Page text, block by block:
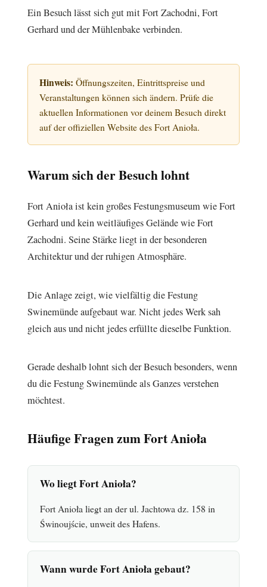
Ein Besuch lässt sich gut mit Fort Zachodni, Fort
Gerhard und der Mühlenbake verbinden.
Hinweis: Öffnungszeiten, Eintrittspreise und
Veranstaltungen können sich ändern. Prüfe die
aktuellen Informationen vor deinem Besuch direkt
auf der offiziellen Website des Fort Anioła.
Warum sich der Besuch lohnt
Fort Anioła ist kein großes Festungsmuseum wie Fort
Gerhard und kein weitläufiges Gelände wie Fort
Zachodni. Seine Stärke liegt in der besonderen
Architektur und der ruhigen Atmosphäre.
Die Anlage zeigt, wie vielfältig die Festung
Swinemünde aufgebaut war. Nicht jedes Werk sah
gleich aus und nicht jedes erfüllte dieselbe Funktion.
Gerade deshalb lohnt sich der Besuch besonders, wenn
du die Festung Swinemünde als Ganzes verstehen
möchtest.
Häufige Fragen zum Fort Anioła
Wo liegt Fort Anioła?
Fort Anioła liegt an der ul. Jachtowa dz. 158 in
Świnoujście, unweit des Hafens.
Wann wurde Fort Anioła gebaut?